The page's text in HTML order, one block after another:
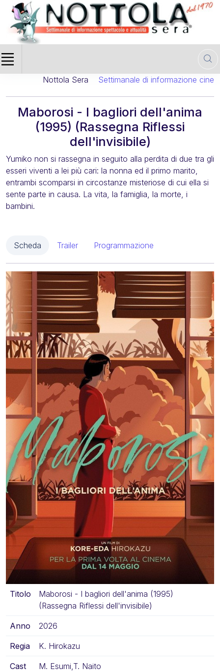
Nottola Sera Settimanale di informazione
Maborosi - I bagliori dell'anima
(1995) (Rassegna Riflessi
dell'invisibile)
Yumiko non si rassegna in seguito alla perdita di due tra gli
esseri viventi a lei più cari: la nonna ed il primo marito,
entrambi scomparsi in circostanze misteriose di cui ella si
sente parte in causa. La vita, la famiglia, la morte, i
bambini.
Scheda Trailer Programmazione
Titolo
Maborosi - I bagliori dell'anima (1995)
(Rassegna Riflessi dell'invisibile)
Anno 2026
Regia K. Hirokazu
Cast M. Esumi,T. Naito